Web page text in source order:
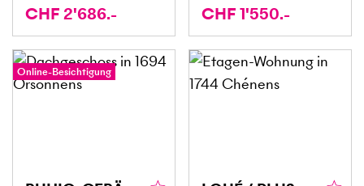
CHF 2'686.- CHF 1'550.-
Online-Besichtigung